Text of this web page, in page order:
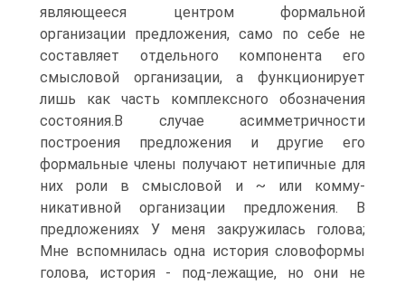
являющееся центром формальной
организации предложения, само по себе не
составляет отдельного компонента его
смысловой организации, а функционирует
лишь как часть комплексного обозначения
состояния.В случае асимметричности
построения предложения и другие его
формальные члены получают нетипичные для
них роли в смысловой и ~ или комму-
никативной организации предложения. В
предложениях У меня закружилась голова;
Мне вспомнилась одна история словоформы
голова, история - под-лежащие, но они не